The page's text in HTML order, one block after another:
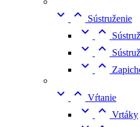
  Sústruženie
 
 
 
  Vŕtanie
  Vrtáky